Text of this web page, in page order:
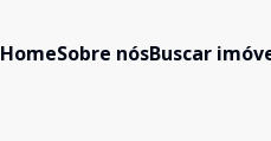
HomeSobre nósBuscar